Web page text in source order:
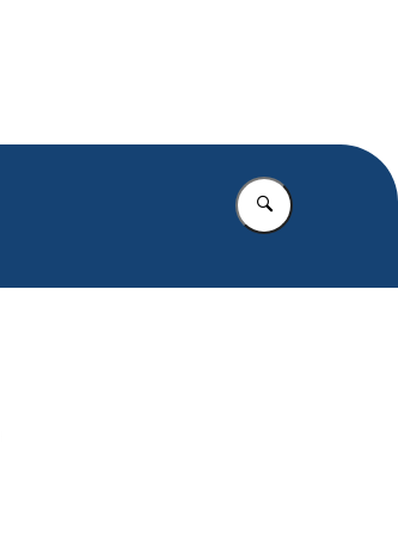
Vul in wat u